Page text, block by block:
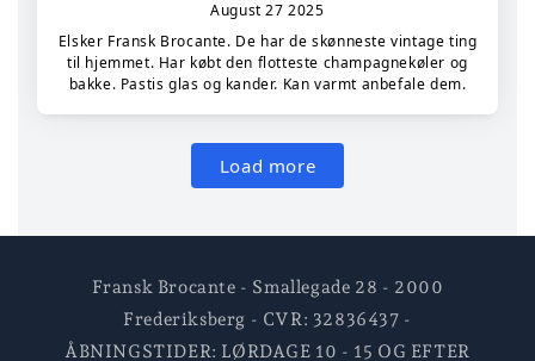
Fransk Brocante - Smallegade 28 - 2000
Frederiksberg - CVR: 32836437 -
ÅBNINGSTIDER: LØRDAGE 10 - 15 OG EFTER